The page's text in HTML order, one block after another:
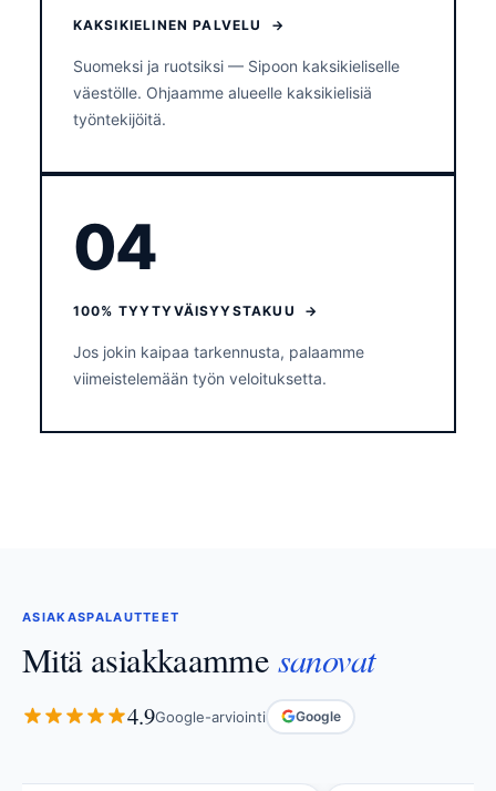
KAKSIKIELINEN PALVELU →
Suomeksi ja ruotsiksi — Sipoon kaksikieliselle
väestölle. Ohjaamme alueelle kaksikielisiä
työntekijöitä.
04
100% TYYTYVÄISYYSTAKUU →
Jos jokin kaipaa tarkennusta, palaamme
viimeistelemään työn veloituksetta.
ASIAKASPALAUTTEET
Mitä asiakkaammesanovat
4.9Google-arviointi Google